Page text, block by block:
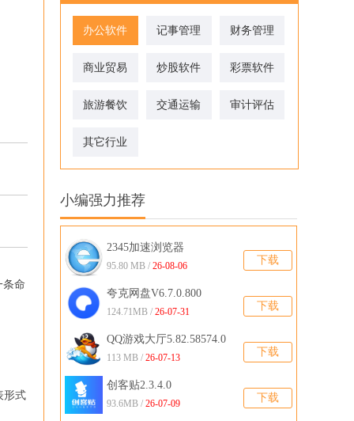
命
形式
办公软件 记事管理 财务管理
商业贸易 炒股软件 彩票软件
旅游餐饮 交通运输 审计评估
其它行业
小编强力推荐
下载
2345加速浏览器
v13.8.0.41868
95.80 MB / 26-08-06
下载
夸克网盘V6.7.0.800
124.71MB / 26-07-31
下载
QQ游戏大厅5.82.58574.0
官方版
113 MB / 26-07-13
下载
创客贴2.3.4.0
93.6MB / 26-07-09